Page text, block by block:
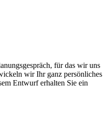
für das wir uns
wir Ihr ganz persönliches
Entwurf erhalten Sie ein